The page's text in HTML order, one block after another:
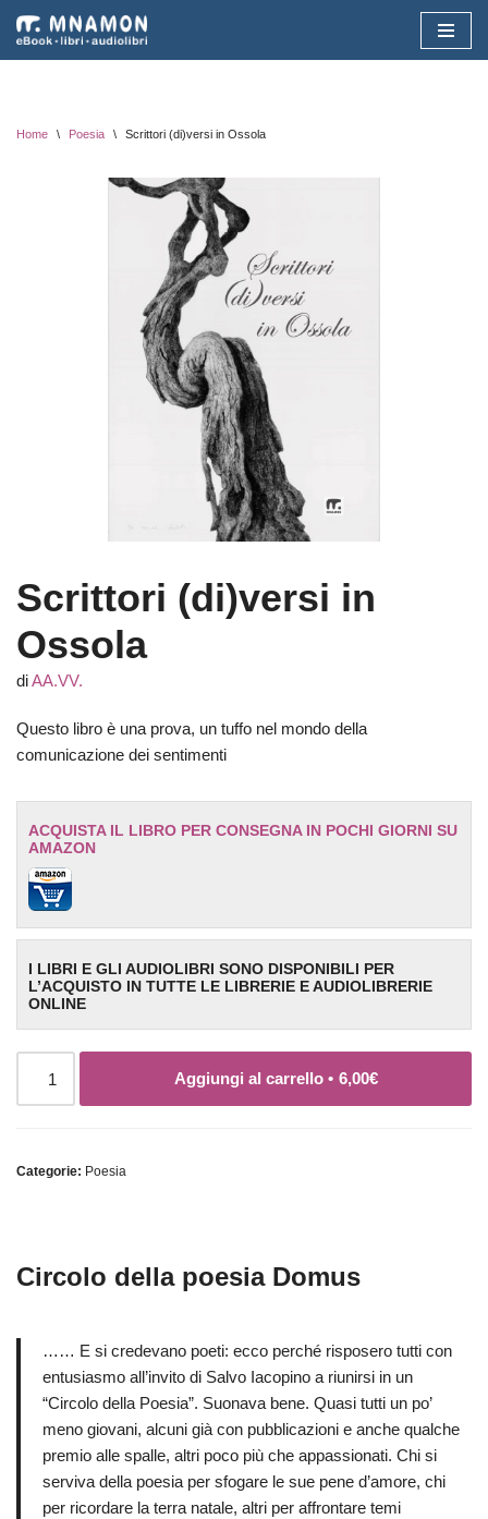
Vai
Home \ Poesia \ Scrittori (di)versi in Ossola
Scrittori (di)versi in
Ossola
diAA.VV.
Questo libro è una prova, un tuffo nel mondo della
comunicazione dei sentimenti
ACQUISTA IL LIBRO PER CONSEGNA IN POCHI GIORNI SU
AMAZON
I LIBRI E GLI AUDIOLIBRI SONO DISPONIBILI PER
L’ACQUISTO IN TUTTE LE LIBRERIE E AUDIOLIBRERIE
ONLINE
Aggiungi al carrello • 6,00€
Categorie: Poesia
Circolo della poesia Domus
…… E si credevano poeti: ecco perché risposero tutti con
entusiasmo all’invito di Salvo Iacopino a riunirsi in un
“Circolo della Poesia”. Suonava bene. Quasi tutti un po’
meno giovani, alcuni già con pubblicazioni e anche qualche
premio alle spalle, altri poco più che appassionati. Chi si
serviva della poesia per sfogare le sue pene d’amore, chi
per ricordare la terra natale, altri per affrontare temi